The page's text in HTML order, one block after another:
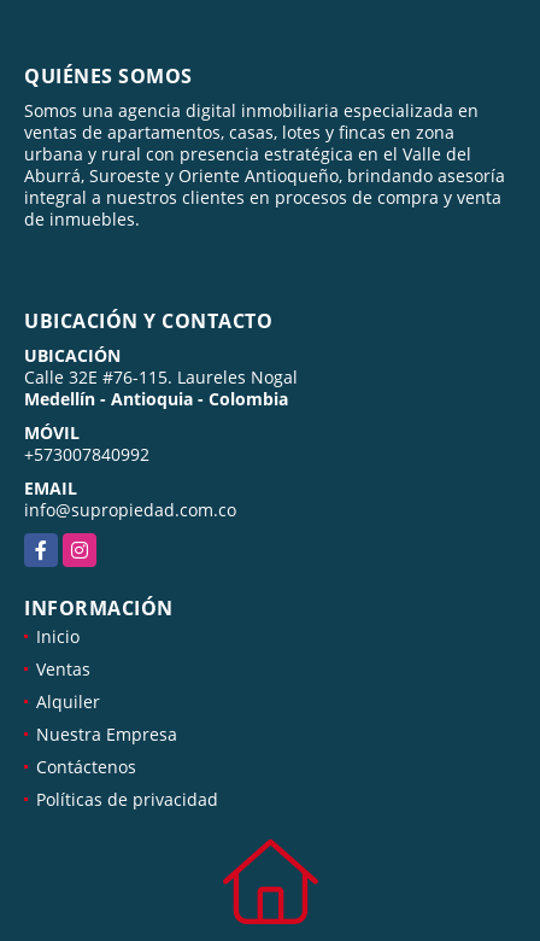
QUIÉNES SOMOS
Somos una agencia digital inmobiliaria especializada en
ventas de apartamentos, casas, lotes y fincas en zona
urbana y rural con presencia estratégica en el Valle del
Aburrá, Suroeste y Oriente Antioqueño, brindando asesoría
integral a nuestros clientes en procesos de compra y venta
de inmuebles.
UBICACIÓN Y CONTACTO
UBICACIÓN
Calle 32E #76-115. Laureles Nogal
Medellín - Antioquia - Colombia
MÓVIL
+573007840992
EMAIL
info@supropiedad.com.co
FacebookInstagram
INFORMACIÓN
Inicio
Ventas
Alquiler
Nuestra Empresa
Contáctenos
Políticas de privacidad